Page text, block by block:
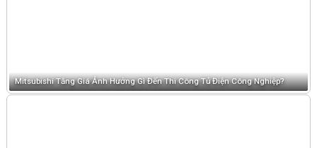
Mitsubishi Tăng Giá Ảnh Hưởng Gì Đến Thi Công Tủ Điện Công Nghiệp?